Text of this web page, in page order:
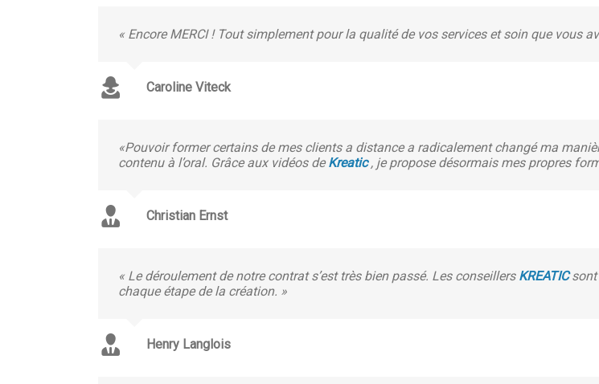
« Encore MERCI ! Tout simplement pour la qualité de vos services et soin que vous
Caroline Viteck
«Pouvoir former certains de mes clients a distance a radicalement changé ma
contenu à l’oral. Grâce aux vidéos deKreatic, je propose désormais mes propres
Christian Ernst
« Le déroulement de notre contrat s’est très bien passé. Les conseillers KREATICsont
chaque étape de la création. »
Henry Langlois